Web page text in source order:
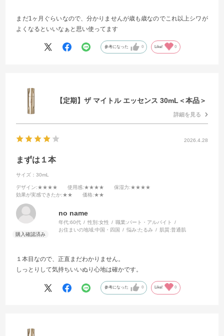
まだ1ヶ月ぐらいなので、分かりませんが歳も歳なのでこれ以上シワが
よくなるといいなぁと思い使ってます
参考になった 0 Like! 0
【定期】ザ マイトル エッセンス 30mL＜本品＞
詳細を見る
2026.4.28
まずは１本
サイズ：30mL
デザイン:★★★★ 使用感:★★★★ 保湿力:★★★★
効果が実感できたか:★★ 価格:★★
no name
年代:60代 性別:女性 職業:パート・アルバイト
お住まいの地域:中国・四国 悩み:たるみ 肌質:普通肌
１本目なので、正直まだわかりません。
しっとりして気持ちいいぬり心地は確かです。
参考になった 0 Like! 0